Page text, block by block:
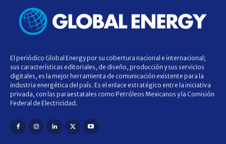
El periódico Global Energy por su cobertura nacional e internacional;
sus características editoriales, de diseño, producción y sus servicios
digitales, es la mejor herramienta de comunicación existente para la
industria energética del país. Es el enlace estratégico entre la iniciativa
privada, con las paraestatales como Petróleos Mexicanos y la Comisión
Federal de Electricidad.